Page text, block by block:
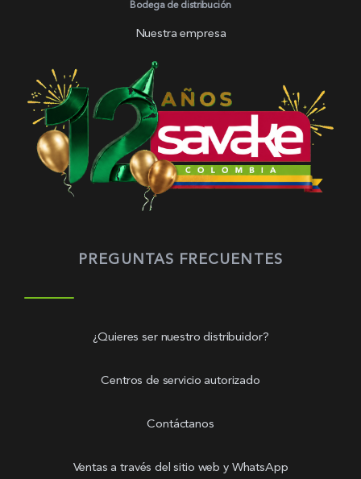
Bodega de distribución
Nuestra empresa
PREGUNTAS FRECUENTES
¿Quieres ser nuestro distribuidor?
Centros de servicio autorizado
Contáctanos
Ventas a través del sitio web y WhatsApp